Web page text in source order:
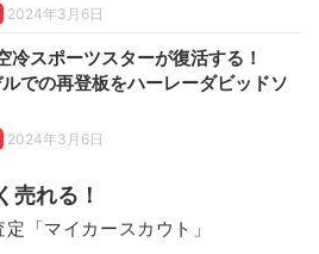
2024年3月6日
冷スポーツスターが復活する！
での再登板をハーレーダビッドソ
2024年3月6日
売れる！
「マイカースカウト」